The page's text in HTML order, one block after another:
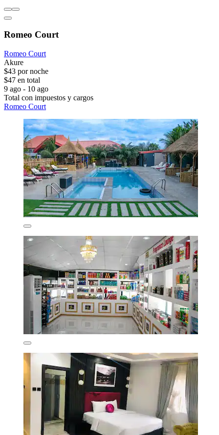
Romeo Court
Romeo Court
Akure
$43 por noche
$47 en total
9 ago - 10 ago
Total con impuestos y cargos
Romeo Court